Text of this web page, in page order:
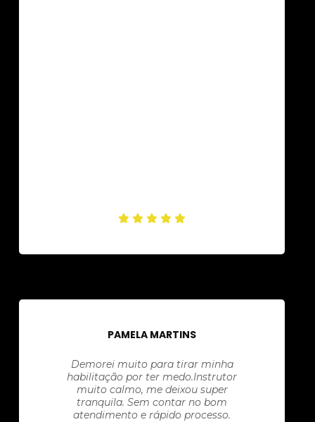
PAMELA MARTINS
Demorei muito para tirar minha
habilitação por ter medo.Instrutor
muito calmo, me deixou super
tranquila. Sem contar no bom
atendimento e rápido processo.